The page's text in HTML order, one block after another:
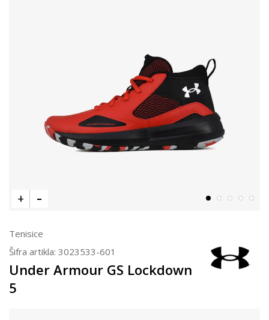
Tenisice
Šifra artikla: 3023533-601
Under Armour GS Lockdown
5